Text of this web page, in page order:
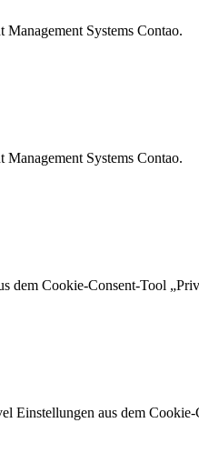
Systems Contao.
Systems Contao.
dem Cookie-Consent-Tool
Einstellungen aus dem